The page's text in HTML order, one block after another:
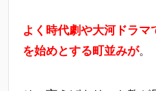
よく時代劇や大河ドラ
を始めとする町並みが。